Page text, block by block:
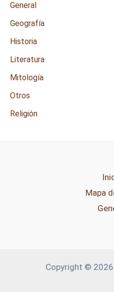
General
Geografía
Historia
Literatura
Mitología
Otros
Religión
Mapa
Copyright ©